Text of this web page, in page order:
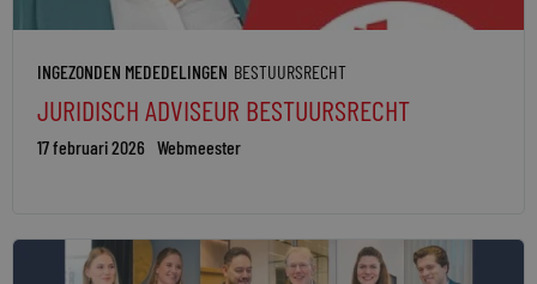
INGEZONDEN MEDEDELINGEN BESTUURSRECHT
JURIDISCH ADVISEUR BESTUURSRECHT
17 februari 2026 Webmeester